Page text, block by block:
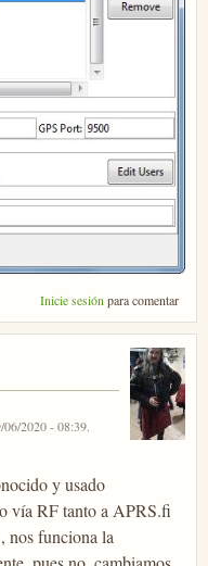
Inicie sesiónpara comentar
06/2020 - 08:39.
y usado
vía RF tanto a APRS.fi
nos funciona la